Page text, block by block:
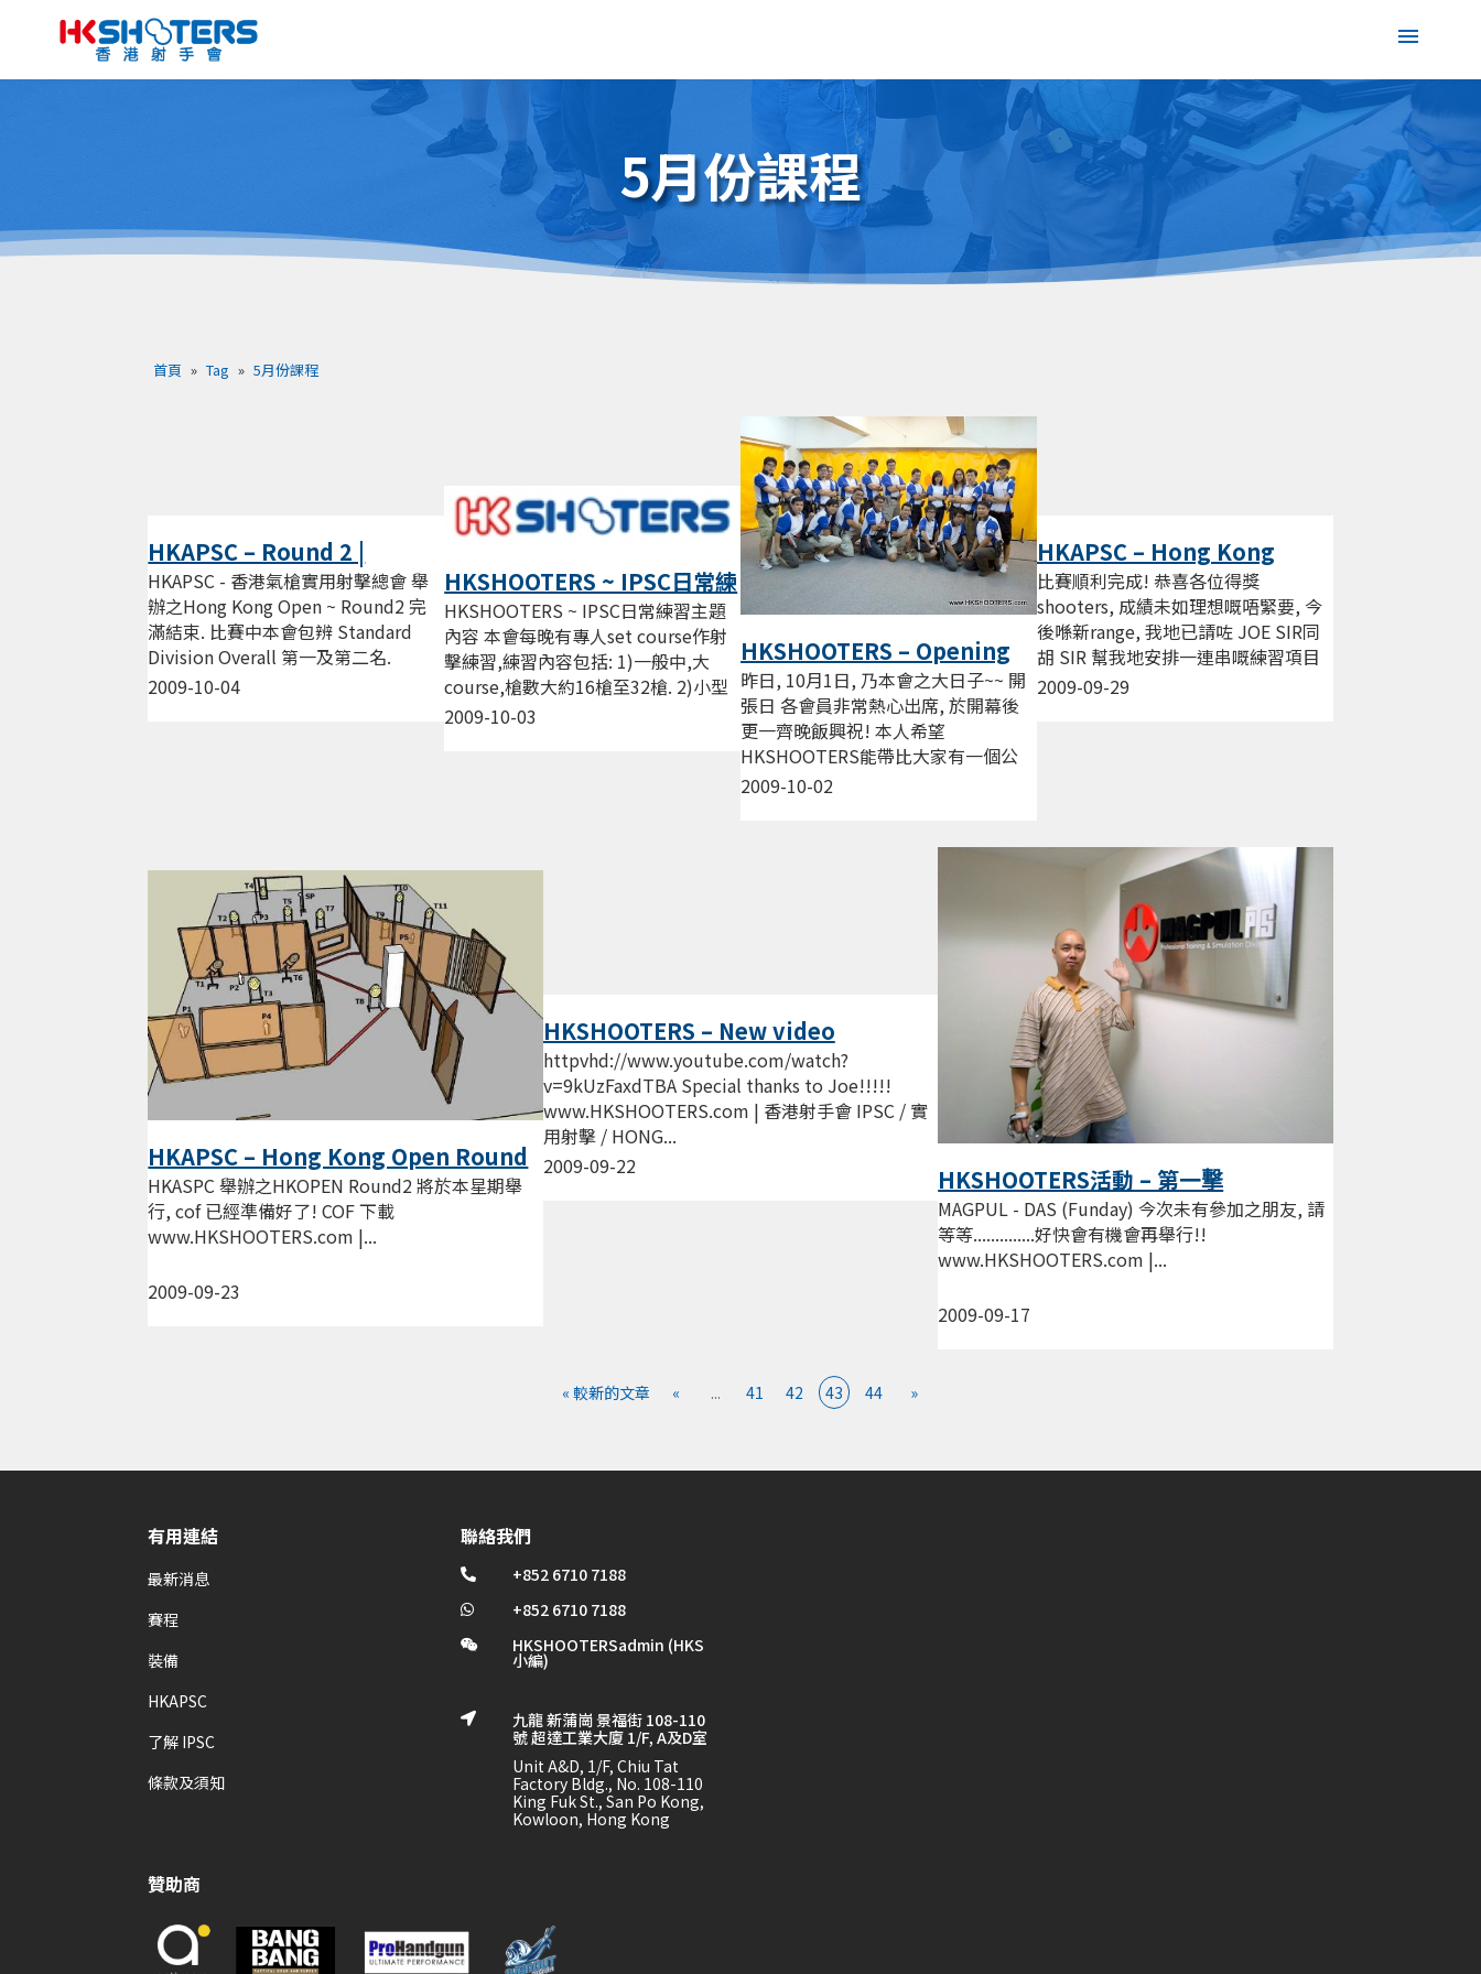
5月份課程
首頁 » Tag » 5月份課程
HKAPSC – Round 2 |
Standard Division [Warout
Lau / Ricky Ip]
2009-10-04
HKAPSC - 香港氣槍實用射擊總會 舉
辦之Hong Kong Open ~ Round2 完
滿結束. 比賽中本會包辨 Standard
Division Overall 第一及第二名.
Warout Lau / Ricky Ip...
HKSHOOTERS ~ IPSC日常練
習主題內容
2009-10-03
HKSHOOTERS ~ IPSC日常練習主題
內容 本會每晚有專人set course作射
擊練習,練習內容包括: 1)一般中,大
course,槍數大約16槍至32槍. 2)小型
course,槍數大約9槍以內 3)Speed...
HKSHOOTERS – Opening
開張之喜!
2009-10-02
昨日, 10月1日, 乃本會之大日子~~ 開
張日 各會員非常熱心出席, 於開幕後
更一齊晚飯興祝! 本人希望
HKSHOOTERS能帶比大家有一個公
平, 公正, 公開的地方, 可以享受ipsc射
HKAPSC – Hong Kong
Open Round 2 (VIDEO)
2009-09-29
比賽順利完成! 恭喜各位得獎
shooters, 成績未如理想嘅唔緊要, 今
後喺新range, 我地已請咗 JOE SIR同
胡 SIR 幫我地安排一連串嘅練習項目
嚟到提升我地嘅技術, 大家繼續加油努
HKAPSC – Hong Kong Open Round
2 (COF)
2009-09-23
HKASPC 舉辦之HKOPEN Round2 將於本星期舉
行, cof 已經準備好了! COF 下載
www.HKSHOOTERS.com |...
HKSHOOTERS – New video
2009-09-22
httpvhd://www.youtube.com/watch?
v=9kUzFaxdTBA Special thanks to Joe!!!!!
www.HKSHOOTERS.com | 香港射手會 IPSC / 實
用射擊 / HONG...
HKSHOOTERS活動 – 第一撃
2009-09-17
MAGPUL - DAS (Funday) 今次未有參加之朋友, 請
等等..............好快會有機會再舉行!!
www.HKSHOOTERS.com |...
« 較新的文章 « ... 41 42 43 44 »
有用連結
最新消息
賽程
裝備
HKAPSC
了解 IPSC
條款及須知
聯絡我們
 +852 6710 7188
 +852 6710 7188
 HKSHOOTERSadmin (HKS
小編)

九龍 新蒲崗 景福街 108-110
號 超達工業大廈 1/F, A及D室
Unit A&D, 1/F, Chiu Tat
Factory Bldg., No. 108-110
King Fuk St., San Po Kong,
Kowloon, Hong Kong
贊助商